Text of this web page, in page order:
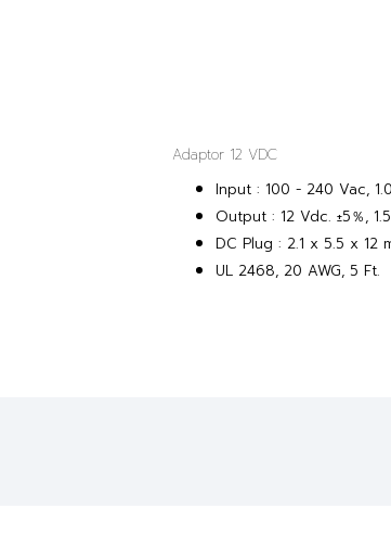
Adaptor 12 VDC
Input : 100 - 240 Vac,
Output : 12 Vdc. ±5％,
DC Plug : 2.1 x 5.5 x 12
UL 2468, 20 AWG, 5 Ft.